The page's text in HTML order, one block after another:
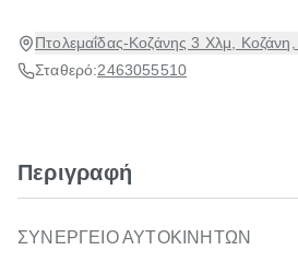
Πτολεμαΐδας-Κοζάνης 3 Χλμ,
Σταθερό:2463055510
Περιγραφή
ΣΥΝΕΡΓΕΙΟ ΑΥΤΟΚΙΝΗΤΩΝ